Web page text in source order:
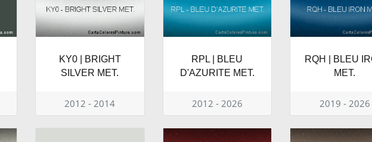
KY0 | BRIGHT
SILVER MET.
2012 - 2014
RPL | BLEU
D'AZURITE MET.
2012 - 2026
RQH | BLEU
MET.
2019 - 2026